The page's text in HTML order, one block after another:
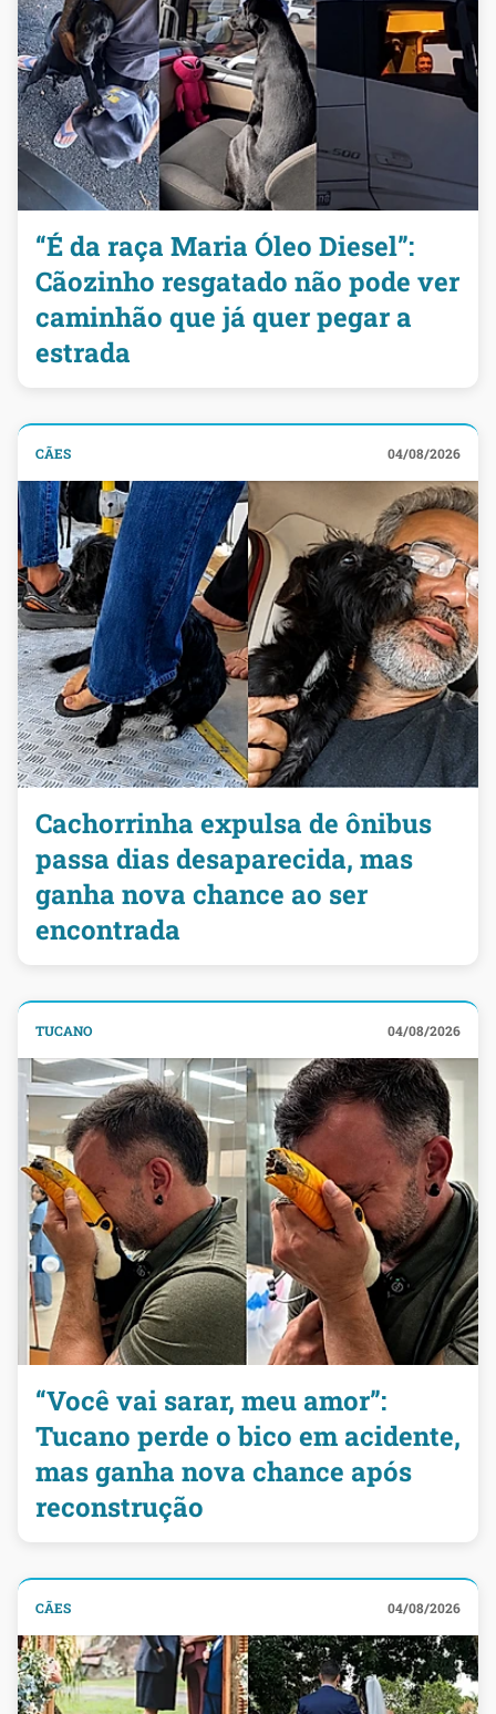
“É da raça Maria Óleo Diesel”:
Cãozinho resgatado não pode ver
caminhão que já quer pegar a
estrada
CÃES 04/08/2026
Cachorrinha expulsa de ônibus
passa dias desaparecida, mas
ganha nova chance ao ser
encontrada
TUCANO 04/08/2026
“Você vai sarar, meu amor”:
Tucano perde o bico em acidente,
mas ganha nova chance após
reconstrução
CÃES 04/08/2026